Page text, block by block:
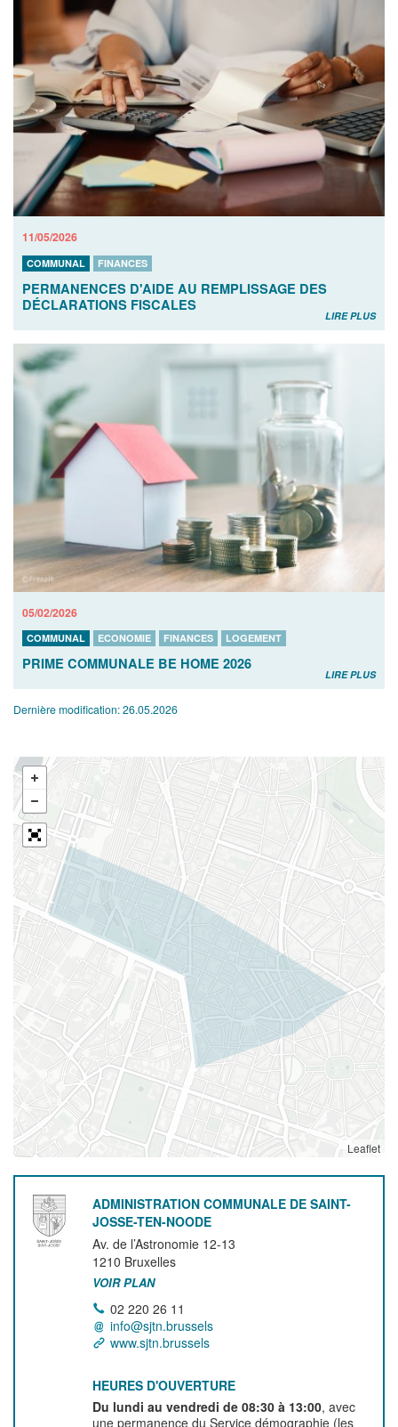
11/05/2026
COMMUNAL FINANCES
PERMANENCES D'AIDE AU REMPLISSAGE DES
DÉCLARATIONS FISCALES
LIRE PLUS
05/02/2026
COMMUNAL ECONOMIE FINANCES LOGEMENT
PRIME COMMUNALE BE HOME 2026
LIRE PLUS
Dernière modification:26.05.2026
Leaflet
ADMINISTRATION COMMUNALE DE SAINT-
JOSSE-TEN-NOODE
Av. de l’Astronomie 12-13
1210 Bruxelles
VOIR PLAN
02 220 26 11
info@sjtn.brussels
www.sjtn.brussels
HEURES D'OUVERTURE
Du lundi au vendredi de 08:30 à 13:00, avec
une permanence du Service démographie (les